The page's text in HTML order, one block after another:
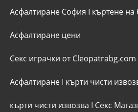
Асфалтиране София I къртене на
Асфалтиране цени
Секс играчки от Cleopatrabg.com
Асфалтиране I кърти чисти
кърти чисти извозва I Секс